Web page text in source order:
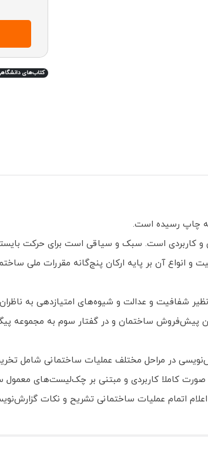
کتاب‌های
چاپ رسیده است.
با ابعاد تحلیلی و کاربردی است. سبک و سیاقی است برای
و انواع آن بر پایه ارکان پنج‌گانه مقررات ملی
شفافیت و عدالت و شیوه‌های امتیازدهی به ناظران
پیش‌فروش ساختمان و در گفتار سوم به مجموعه
در مراحل مختلف عملیات ساختمانی شامل
کاملا کاربردی و مبتنی بر چک‌لیست‌های معمول
اتمام عملیات ساختمانی تشریح و نکات